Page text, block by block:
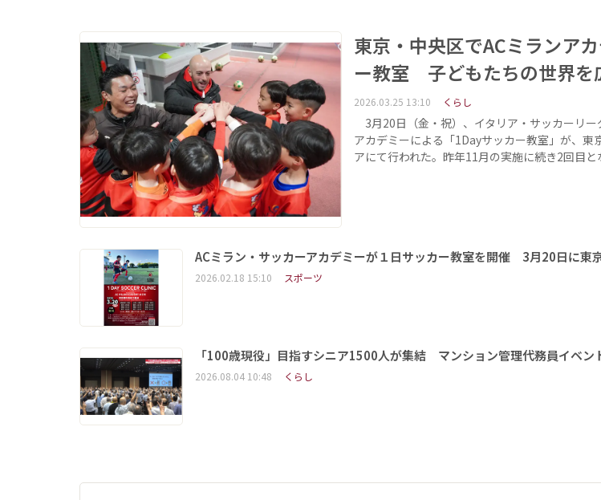
東京・中央区でACミランア
ー教室 子どもたちの世界を
2026.03.25 13:10 くらし
3月20日（金・祝）、イタリア・サッカーリー
アカデミーによる「1Dayサッカー教室」が、東
アにて行われた。昨年11月の実施に続き2回目
ACミラン・サッカーアカデミーが１日サッカー教室を開催 3月20日に東
2026.02.18 15:10 スポーツ
「100歳現役」目指すシニア1500人が集結 マンション管理代務員イベン
2026.08.04 10:48 くらし